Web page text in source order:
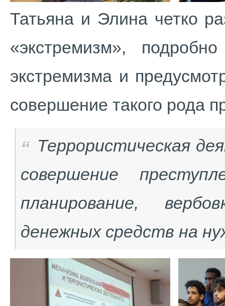
Татьяна и Элина четко
«экстремизм»,
экстремизма и
совершение такого рода
Террористическая
совершение
планирование,
денежных средств на